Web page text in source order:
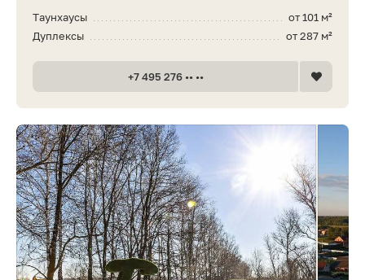
от 101 м²
Таунхаусы
от 287 м²
Дуплексы
+7 495 276 •• ••